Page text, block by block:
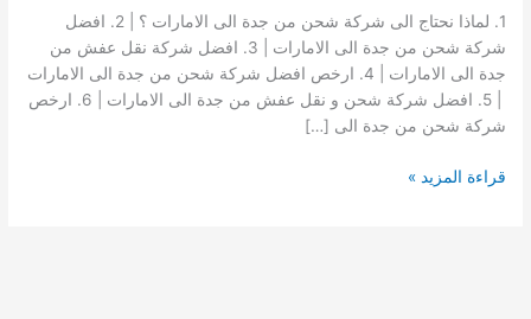
1. لماذا نحتاج الى شركة شحن من جدة الى الامارات ؟ | 2. افضل
شركة شحن من جدة الى الامارات | 3. افضل شركة نقل عفش من
جدة الى الامارات | 4. ارخص افضل شركة شحن من جدة الى الامارات
| 5. افضل شركة شحن و نقل عفش من جدة الى الامارات | 6. ارخص
شركة شحن من جدة الى […]
افضل
قراءة المزيد »